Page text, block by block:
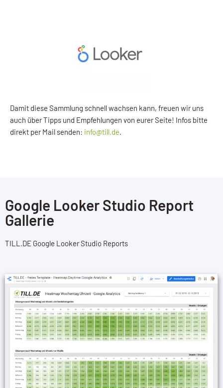
Damit diese Sammlung schnell wachsen kann, freuen wir uns
auch über Tipps und Empfehlungen von eurer Seite! Infos bitte
direkt per Mail senden: info@till.de.
Google Looker Studio Report
Gallerie
TILL.DE Google Looker Studio Reports